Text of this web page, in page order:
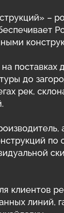
в картах
для
–
поставках
до
рек,
клиентов
линий,